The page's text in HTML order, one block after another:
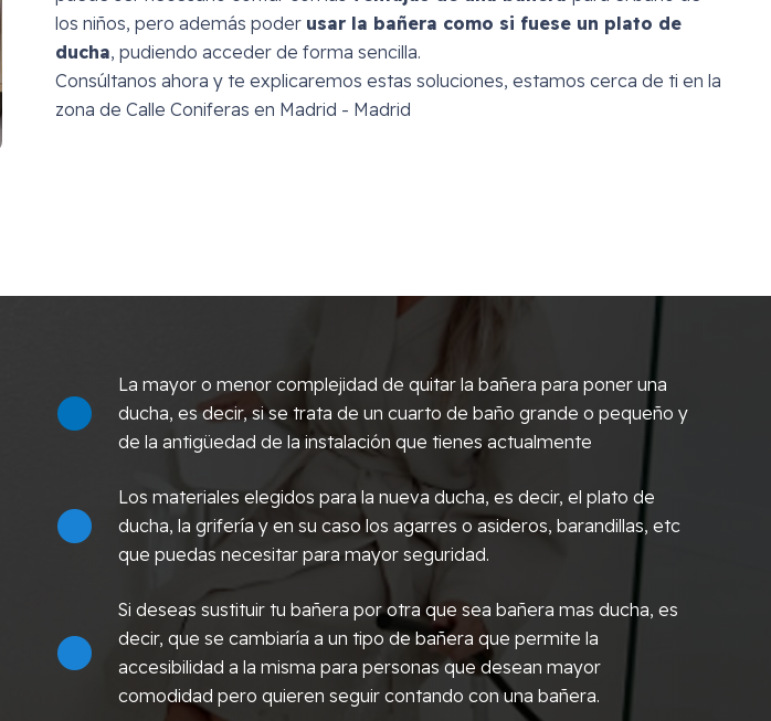
los niños, pero además poder usar la bañera como si fuese un plato de
ducha, pudiendo acceder de forma sencilla.
Consúltanos ahora y te explicaremos estas soluciones, estamos cerca de ti en la
zona de Calle Coniferas en Madrid - Madrid
La mayor o menor complejidad de quitar la bañera para poner una
ducha, es decir, si se trata de un cuarto de baño grande o pequeño y
de la antigüedad de la instalación que tienes actualmente
Los materiales elegidos para la nueva ducha, es decir, el plato de
ducha, la grifería y en su caso los agarres o asideros, barandillas, etc
que puedas necesitar para mayor seguridad.
Si deseas sustituir tu bañera por otra que sea bañera mas ducha, es
decir, que se cambiaría a un tipo de bañera que permite la
accesibilidad a la misma para personas que desean mayor
comodidad pero quieren seguir contando con una bañera.